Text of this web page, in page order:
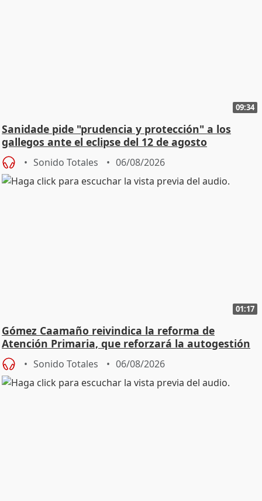
09:34
Sanidade pide "prudencia y protección" a los
gallegos ante el eclipse del 12 de agosto
Sonido Totales 06/08/2026
01:17
Gómez Caamaño reivindica la reforma de
Atención Primaria, que reforzará la autogestión
Sonido Totales 06/08/2026